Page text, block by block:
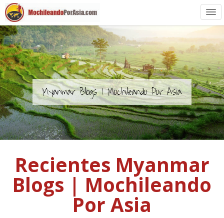
Preparación
Países de Asia
Rutas de mochileros
Vuelos a Asia
Blogs
Guías
Myanmar Blogs | Mochileando Por Asia
Recientes Myanmar
Blogs | Mochileando
Por Asia